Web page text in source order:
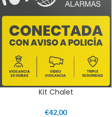
Kit Chalet
€42,00